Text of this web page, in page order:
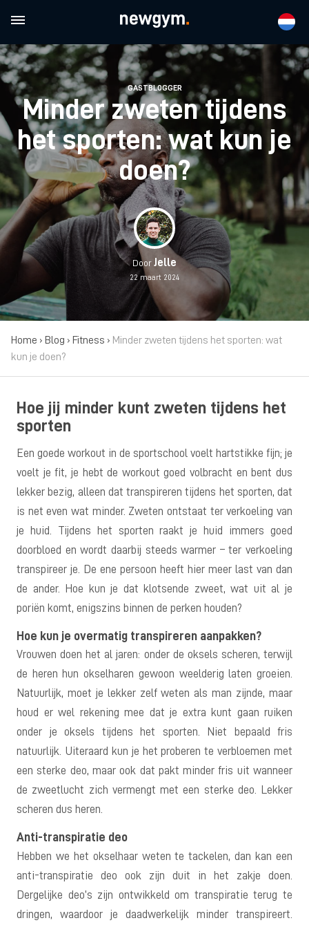
GASTBLOGGER
Minder zweten tijdens
het sporten: wat kun je
doen?
Door Jelle
22 maart 2024
Home › Blog › Fitness › Minder zweten tijdens het sporten: wat
kun je doen?
Hoe jij minder kunt zweten tijdens het
sporten
Een goede workout in de sportschool voelt hartstikke fijn; je
voelt je fit, je hebt de workout goed volbracht en bent dus
lekker bezig, alleen dat transpireren tijdens het sporten, dat
is net even wat minder. Zweten ontstaat ter verkoeling van
je huid. Tijdens het sporten raakt je huid immers goed
doorbloed en wordt daarbij steeds warmer – ter verkoeling
transpireer je. De ene persoon heeft hier meer last van dan
de ander. Hoe kun je dat klotsende zweet, wat uit al je
poriën komt, enigszins binnen de perken houden?
Hoe kun je overmatig transpireren aanpakken?
Vrouwen doen het al jaren: onder de oksels scheren, terwijl
de heren hun okselharen gewoon weelderig laten groeien.
Natuurlijk, moet je lekker zelf weten als man zijnde, maar
houd er wel rekening mee dat je extra kunt gaan ruiken
onder je oksels tijdens het sporten. Niet bepaald fris
natuurlijk. Uiteraard kun je het proberen te verbloemen met
een sterke deo, maar ook dat pakt minder fris uit wanneer
de zweetlucht zich vermengt met een sterke deo. Lekker
scheren dus heren.
Anti-transpiratie deo
Hebben we het okselhaar weten te tackelen, dan kan een
anti-transpiratie deo ook zijn duit in het zakje doen.
Dergelijke deo’s zijn ontwikkeld om transpiratie terug te
dringen, waardoor je daadwerkelijk minder transpireert.